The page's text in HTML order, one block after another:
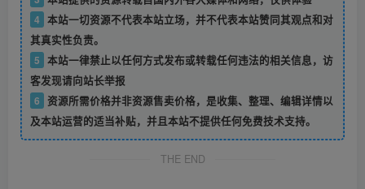
4 本站一切资源不代表本站立场，并不代表本站赞同其观点和对
其真实性负责。
5 本站一律禁止以任何方式发布或转载任何违法的相关信息，访
客发现请向站长举报
6
资源所需价格并非资源售卖价格，是收集、整理、编辑详情以
及本站运营的适当补贴，并且本站不提供任何免费技术支持。
THE END